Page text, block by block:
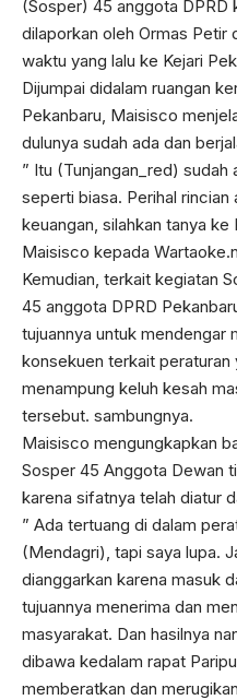
(Sosper) 45 anggota DPRD
dilaporkan oleh Ormas Petir
waktu yang lalu ke Kejari
Dijumpai didalam ruangan
Pekanbaru, Maisisco
dulunya sudah ada dan
” Itu (Tunjangan_red) sudah
seperti biasa. Perihal rincian
keuangan, silahkan tanya ke
Maisisco kepada
Kemudian, terkait kegiatan
45 anggota DPRD
tujuannya untuk mendengar
konsekuen terkait peraturan
menampung keluh kesah
tersebut. sambungnya.
Maisisco mengungkapkan
Sosper 45 Anggota Dewan
karena sifatnya telah diatur
” Ada tertuang di dalam
(Mendagri), tapi saya lupa.
dianggarkan karena masuk
tujuannya menerima dan
masyarakat. Dan hasilnya
dibawa kedalam rapat
memberatkan dan